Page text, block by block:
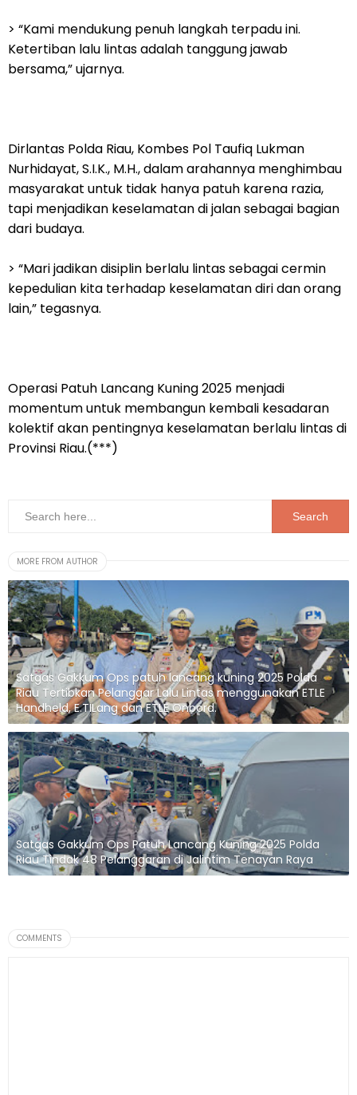
> “Kami mendukung penuh langkah terpadu ini.
Ketertiban lalu lintas adalah tanggung jawab
bersama,” ujarnya.
Dirlantas Polda Riau, Kombes Pol Taufiq Lukman
Nurhidayat, S.I.K., M.H., dalam arahannya menghimbau
masyarakat untuk tidak hanya patuh karena razia,
tapi menjadikan keselamatan di jalan sebagai bagian
dari budaya.
> “Mari jadikan disiplin berlalu lintas sebagai cermin
kepedulian kita terhadap keselamatan diri dan orang
lain,” tegasnya.
Operasi Patuh Lancang Kuning 2025 menjadi
momentum untuk membangun kembali kesadaran
kolektif akan pentingnya keselamatan berlalu lintas di
Provinsi Riau.(***)
MORE FROM AUTHOR
Satgas Gakkum Ops patuh lancang kuning 2025 Polda
Riau Tertibkan Pelanggar Lalu Lintas menggunakan ETLE
Handheld, E.TILang dan ETLE Onbord.
Satgas Gakkum Ops Patuh Lancang Kuning 2025 Polda
Riau Tindak 48 Pelanggaran di Jalintim Tenayan Raya
COMMENTS